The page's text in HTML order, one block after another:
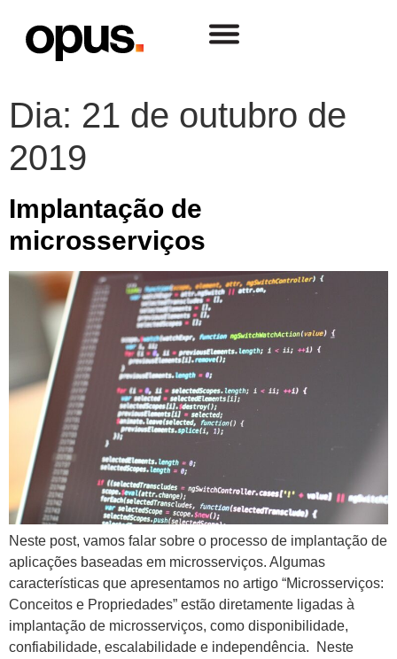
Dia: 21 de outubro de
2019
Implantação de
microsserviços
Neste post, vamos falar sobre o processo de implantação de
aplicações baseadas em microsserviços. Algumas
características que apresentamos no artigo “Microsserviços:
Conceitos e Propriedades” estão diretamente ligadas à
implantação de microsserviços, como disponibilidade,
confiabilidade, escalabilidade e independência. Neste